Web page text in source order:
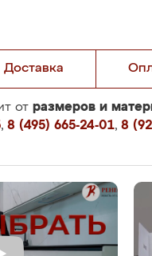
Доставка
от размеров и
, 8 (495) 665-24-01, 8